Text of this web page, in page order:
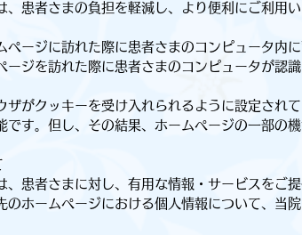
患者さまの負担を軽減し、より便利にご利用
ページに訪れた際に患者さまのコンピュータ内
ージを訪れた際に患者さまのコンピュータが認
ザがクッキーを受け入れられるように設定され
です。但し、その結果、ホームページの一部の
患者さまに対し、有用な情報・サービスをご
のホームページにおける個人情報について、当